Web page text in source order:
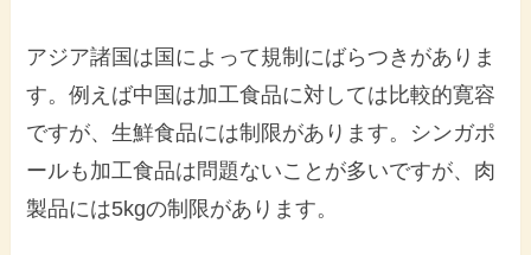
アジア諸国は国によって規制にばらつきがありま
す。例えば中国は加工食品に対しては比較的寛容
ですが、生鮮食品には制限があります。シンガポ
ールも加工食品は問題ないことが多いですが、肉
製品には5kgの制限があります。